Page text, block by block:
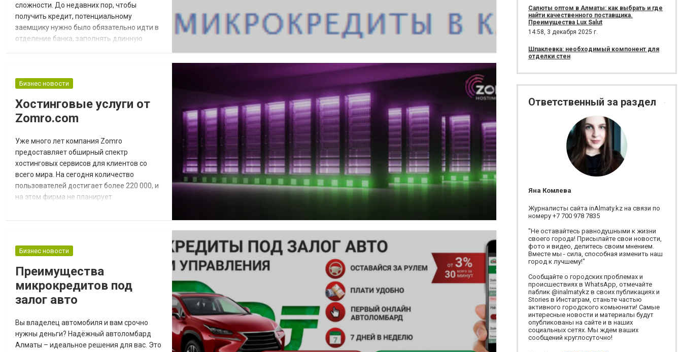
сложности. До недавних пор, чтобы
получить кредит, потенциальному
заемщику нужно было обязательно идти в
отделение банка, заполнять длинную
затем еще в течение часа-полтора
заявке. С развитием рынка кредитования,
в Казахстане начали появл...
Бизнес новости
Хостинговые услуги от
Zomro.com
Уже много лет компания Zomro
предоставляет обширный спектр
хостинговых сервисов для клиентов со
всего мира. На сегодня количество
пользователей достигает более 220 000, и
на этом фирма не планирует
каждого участника команды;
от признанных лидеров − IBM, Dell, HP,
Cisco и т.д. Серверы ус...
Бизнес новости
Преимущества
микрокредитов под
залог авто
Вы владелец автомобиля и вам срочно
нужны деньги? Надёжный автоломбард
Алматы – идеальное решения для вас. Это
Салюты оптом в Алматы: как выбрать и где
найти качественного поставщика.
Преимущества Lux Salut
14:58, 3 декабря 2025 г.
Шпаклевка: необходимый компонент для
отделки стен
Ответственный за раздел
Яна Комлева
Журналисты сайта inAlmaty.kz на связи по
номеру +7 700 978 7835
"Не оставайтесь равнодушными к жизни
своего города! Присылайте свои новости,
фото и видео, делитесь своим мнением.
Вместе мы - сила, способная изменить наш
город к лучшему!"
Сообщайте о городских проблемах и
происшествиях в WhatsApp, отмечайте
паблик @inalmatykz в своих публикациях и
Stories в Инстаграм, станьте частью
активного городского комьюнити! Самые
интересные новости и материалы будут
опубликованы на сайте и в наших
социальных сетях. Мы ждем ваших
сообщений круглосуточно!